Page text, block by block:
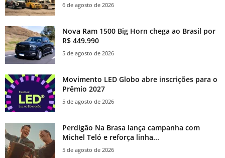
6 de agosto de 2026
Nova Ram 1500 Big Horn chega ao Brasil por
R$ 449.990
5 de agosto de 2026
Movimento LED Globo abre inscrições para o
Prêmio 2027
5 de agosto de 2026
Perdigão Na Brasa lança campanha com
Michel Teló e reforça linha...
5 de agosto de 2026